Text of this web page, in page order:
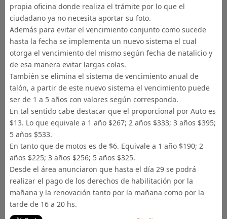
propia oficina donde realiza el trámite por lo que el
ciudadano ya no necesita aportar su foto.
Además para evitar el vencimiento conjunto como sucede
hasta la fecha se implementa un nuevo sistema el cual
otorga el vencimiento del mismo según fecha de natalicio y
de esa manera evitar largas colas.
También se elimina el sistema de vencimiento anual de
talón, a partir de este nuevo sistema el vencimiento puede
ser de 1 a 5 años con valores según corresponda.
En tal sentido cabe destacar que el proporcional por Auto es
$13. Lo que equivale a 1 año $267; 2 años $333; 3 años $395;
5 años $533.
En tanto que de motos es de $6. Equivale a 1 año $190; 2
años $225; 3 años $256; 5 años $325.
Desde el área anunciaron que hasta el día 29 se podrá
realizar el pago de los derechos de habilitación por la
mañana y la renovación tanto por la mañana como por la
tarde de 16 a 20 hs.